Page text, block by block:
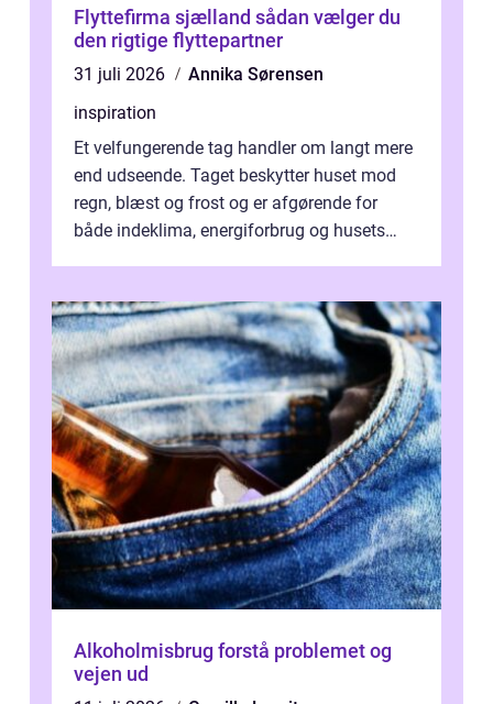
Flyttefirma sjælland sådan vælger du
den rigtige flyttepartner
31 juli 2026
Annika Sørensen
inspiration
Et velfungerende tag handler om langt mere
end udseende. Taget beskytter huset mod
regn, blæst og frost og er afgørende for
både indeklima, energiforbrug og husets
Alkoholmisbrug forstå problemet og
vejen ud